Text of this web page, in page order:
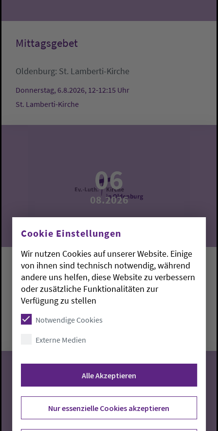
Mittagsgebet
Oldenburg: St. Lamberti-Kirche
Donnerstag, 6.8.2026, 12-12:15 Uhr
St. Lamberti-Kirche
06
08.2026
Singen mit Lidia
Stadland:Gemeindehaus
Donnerstag, 6.8.2026, 14:30-16 Uhr
06
08.2026
Cookie Einstellungen
Wir nutzen Cookies auf unserer Website. Einige
von ihnen sind technisch notwendig, während
andere uns helfen, diese Website zu verbessern
oder zusätzliche Funktionalitäten zur
Verfügung zu stellen
Notwendige Cookies
Externe Medien
Alle Akzeptieren
Nur essenzielle Cookies akzeptieren